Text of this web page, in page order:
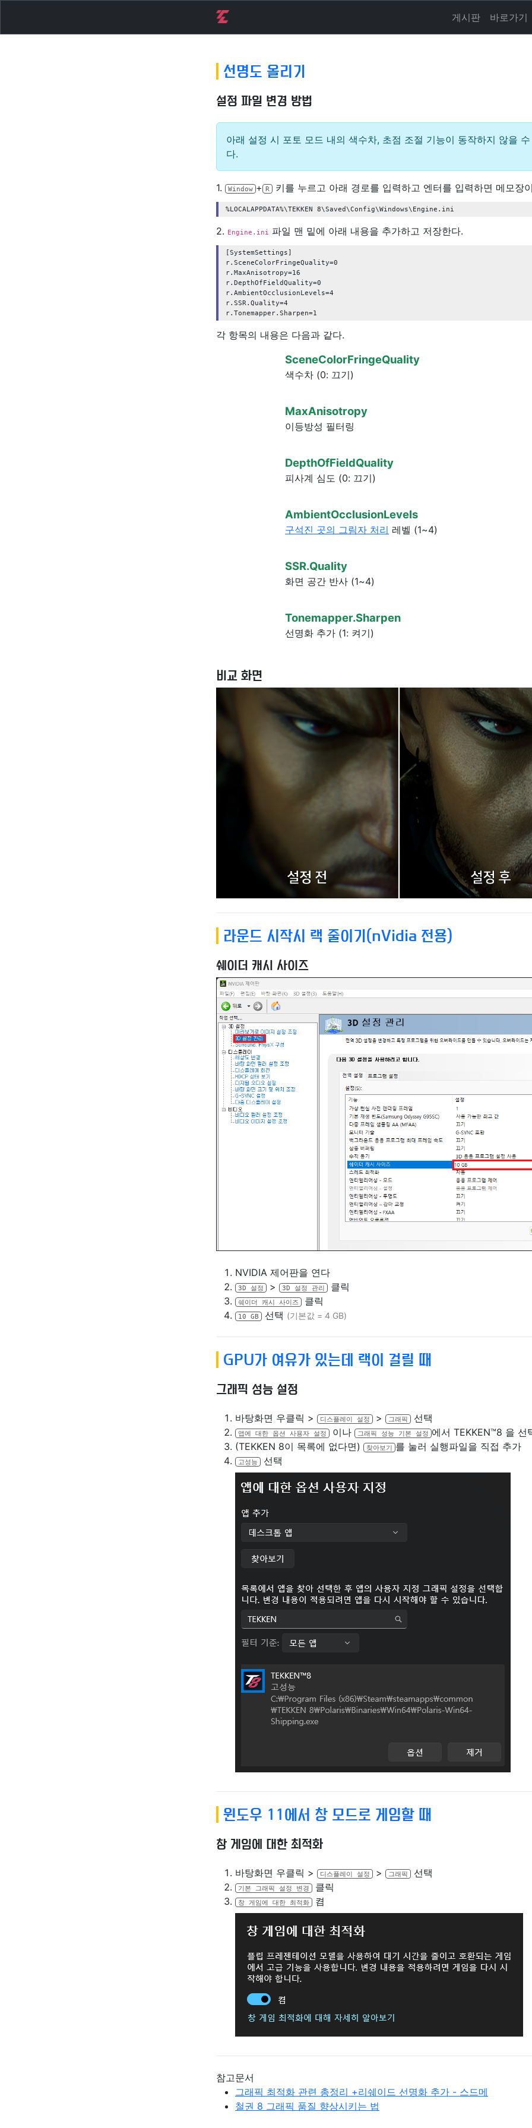
게시판 바로가기
선명도 올리기
설정 파일 변경 방법
아래 설정 시 포토 모드 내의 색수차, 초점 조절 기능이 동작하지 않을
다.
1. Window + R 키를 누르고 아래 경로를 입력하고 엔터를 입력하면 메모장
2. Engine.ini 파일 맨 밑에 아래 내용을 추가하고 저장한다.
[SystemSettings]
r.SceneColorFringeQuality=0
r.MaxAnisotropy=16
r.DepthOfFieldQuality=0
r.AmbientOcclusionLevels=4
r.SSR.Quality=4
각 항목의 내용은 다음과 같다.
SceneColorFringeQuality
색수차 (0: 끄기)
MaxAnisotropy
이등방성 필터링
DepthOfFieldQuality
피사계 심도 (0: 끄기)
AmbientOcclusionLevels
구석진 곳의 그림자 처리 레벨 (1~4)
SSR.Quality
화면 공간 반사 (1~4)
Tonemapper.Sharpen
선명화 추가 (1: 켜기)
비교 화면
라운드 시작시 랙 줄이기(nVidia 전용)
쉐이더 캐시 사이즈
NVIDIA 제어판을 연다
3D 설정 > 3D 설정 관리 클릭
쉐이더 캐시 사이즈 클릭
10 GB 선택 (기본값 = 4 GB)
GPU가 여유가 있는데 랙이 걸릴 때
그래픽 성능 설정
바탕화면 우클릭 > 디스플레이 설정 > 그래픽 선택
앱에 대한 옵션 사용자 설정 이나 그래픽 성능 기본 설정 에서 TEKKEN™8 을 선
(TEKKEN 8이 목록에 없다면)
찾아보기 를 눌러 실행파일을 직접 추가
고성능 선택
윈도우 11에서 창 모드로 게임할 때
창 게임에 대한 최적화
바탕화면 우클릭 > 디스플레이 설정 > 그래픽 선택
기본 그래픽 설정 변경 클릭
창 게임에 대한 최적화 켬
참고문서
그래픽 최적화 관련 총정리 +리쉐이드 선명화 추가 - 스드메
철권 8 그래픽 품질 향상시키는 법